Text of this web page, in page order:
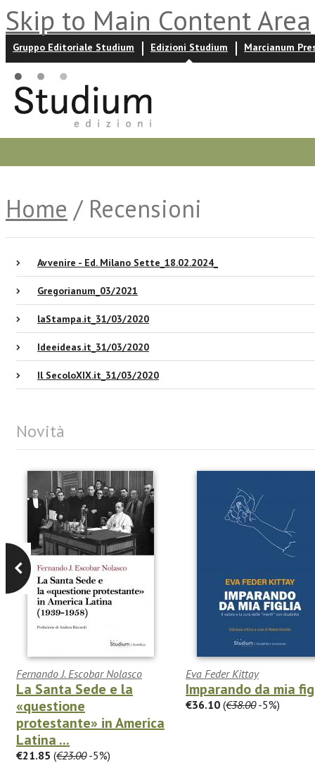
Skip to Main Content Area
Gruppo Editoriale Studium Edizioni Studium Marcianum
Home / Recensioni
Avvenire - Ed. Milano Sette_18.02.2024_
Gregorianum_03/2021
laStampa.it_31/03/2020
Ideeideas.it_31/03/2020
Il SecoloXIX.it_31/03/2020
Novità
Fernando J. Escobar Nolasco
La Santa Sede e la
«questione
protestante» in America
Latina ...
€21.85 (€23.00-5%)
Eva Feder Kittay
Imparando da mia
€36.10 (€38.00-5%)